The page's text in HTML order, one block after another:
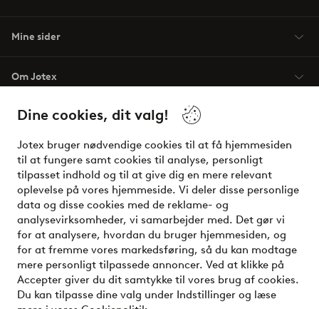
Dine cookies, dit valg!
Jotex bruger nødvendige cookies til at få hjemmesiden
til at fungere samt cookies til analyse, personligt
tilpasset indhold og til at give dig en mere relevant
oplevelse på vores hjemmeside. Vi deler disse personlige
data og disse cookies med de reklame- og
analysevirksomheder, vi samarbejder med. Det gør vi
for at analysere, hvordan du bruger hjemmesiden, og
for at fremme vores markedsføring, så du kan modtage
mere personligt tilpassede annoncer. Ved at klikke på
Accepter giver du dit samtykke til vores brug af cookies.
Du kan tilpasse dine valg under Indstillinger og læse
Mine sider
Om Jotex
Vilkår
Venner
Sikre betalinger - betal nu eller del op
Vil du vide mere om vores betalingsmuligheder?
elpy